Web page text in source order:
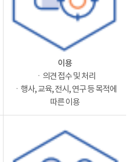
이용
ㆍ의견 접수 및 처리
ㆍ행사, 교육, 전시, 연구 등 목적에
따른 이용